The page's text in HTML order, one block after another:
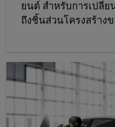
ยนต์ สำหรับการเปลี่ย
ถึงชิ้นส่วนโครงสร้าง